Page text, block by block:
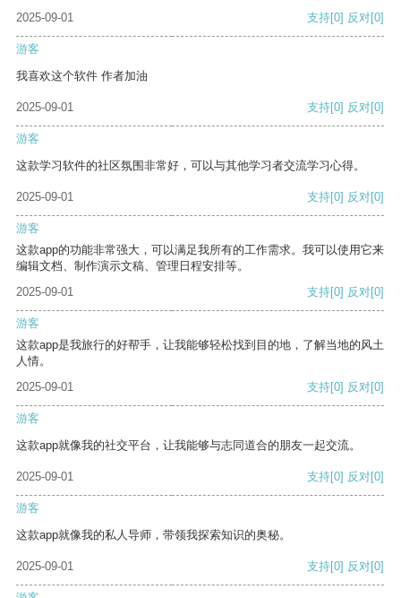
2025-09-01 支持[0] 反对[0]
游客
我喜欢这个软件 作者加油
2025-09-01 支持[0] 反对[0]
游客
这款学习软件的社区氛围非常好，可以与其他学习者交流学习心得。
2025-09-01 支持[0] 反对[0]
游客
这款app的功能非常强大，可以满足我所有的工作需求。我可以使用它来
编辑文档、制作演示文稿、管理日程安排等。
2025-09-01
支持[0] 反对[0]
游客
这款app是我旅行的好帮手，让我能够轻松找到目的地，了解当地的风土
人情。
2025-09-01
支持[0] 反对[0]
游客
这款app就像我的社交平台，让我能够与志同道合的朋友一起交流。
2025-09-01 支持[0] 反对[0]
游客
这款app就像我的私人导师，带领我探索知识的奥秘。
2025-09-01 支持[0] 反对[0]